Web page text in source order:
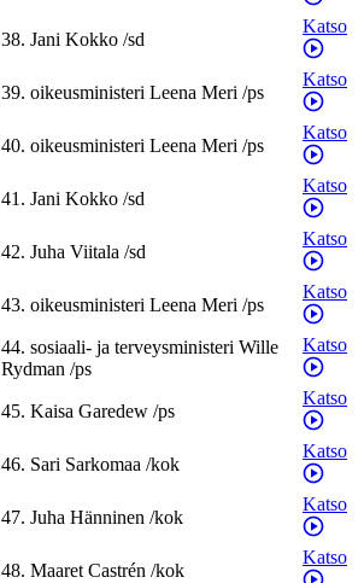
38. Jani Kokko /sd
Katso
39. oikeusministeri Leena Meri /ps
Katso
40. oikeusministeri Leena Meri /ps
Katso
41. Jani Kokko /sd
Katso
42. Juha Viitala /sd
Katso
43. oikeusministeri Leena Meri /ps
Katso
44. sosiaali- ja terveysministeri Wille
Rydman /ps
Katso
45. Kaisa Garedew /ps
Katso
46. Sari Sarkomaa /kok
Katso
47. Juha Hänninen /kok
Katso
48. Maaret Castrén /kok
Katso